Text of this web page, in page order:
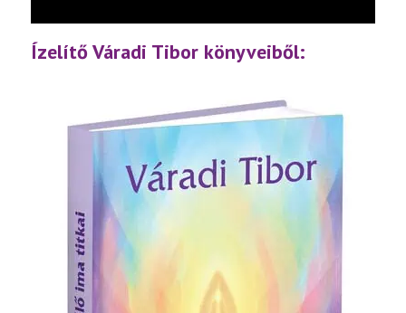
Ízelítő Váradi Tibor könyveiből: